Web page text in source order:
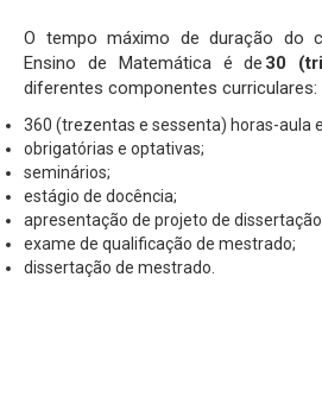
O tempo máximo de duração do
Ensino de Matemática é de 30
diferentes componentes curriculares:
360 (trezentas e sessenta) horas-aula
obrigatórias e optativas;
seminários;
estágio de docência;
apresentação de projeto de
exame de qualificação de mestrado;
dissertação de mestrado.